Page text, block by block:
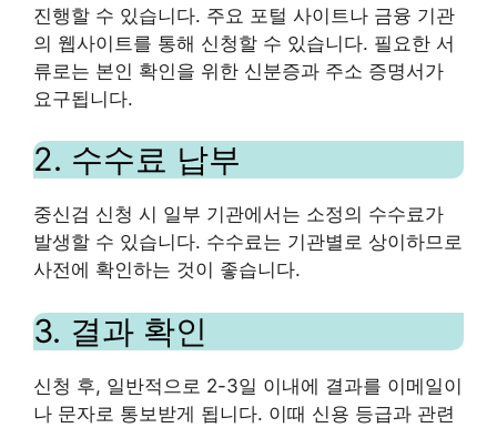
진행할 수 있습니다. 주요 포털 사이트나 금융 기관
의 웹사이트를 통해 신청할 수 있습니다. 필요한 서
류로는 본인 확인을 위한 신분증과 주소 증명서가
요구됩니다.
2. 수수료 납부
중신검 신청 시 일부 기관에서는 소정의 수수료가
발생할 수 있습니다. 수수료는 기관별로 상이하므로
사전에 확인하는 것이 좋습니다.
3. 결과 확인
신청 후, 일반적으로 2-3일 이내에 결과를 이메일이
나 문자로 통보받게 됩니다. 이때 신용 등급과 관련